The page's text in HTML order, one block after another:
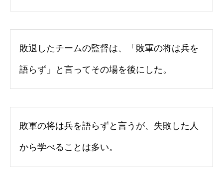
敗退したチームの監督は、「敗軍の将は兵を
語らず」と言ってその場を後にした。
敗軍の将は兵を語らずと言うが、失敗した人
から学べることは多い。